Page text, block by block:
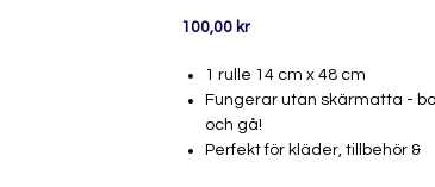
100,00 krPris
1 rulle 14 cm x 48 cm
Fungerar utan skärmatta -
och gå!
Perfekt för kläder, tillbehör &